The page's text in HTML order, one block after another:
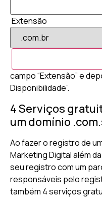
Extensão
campo “Extensão” e
Disponibilidade”.
4 Serviços
um domínio
Ao fazer o registro de
Marketing Digital além
seu registro com um
responsáveis pelo
também 4 serviços